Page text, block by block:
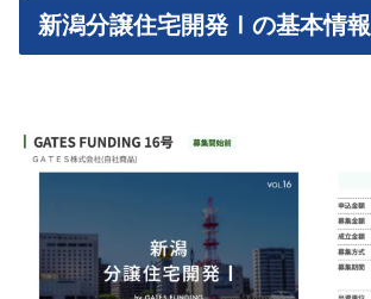
新潟分譲住宅開発Ⅰの基本情報